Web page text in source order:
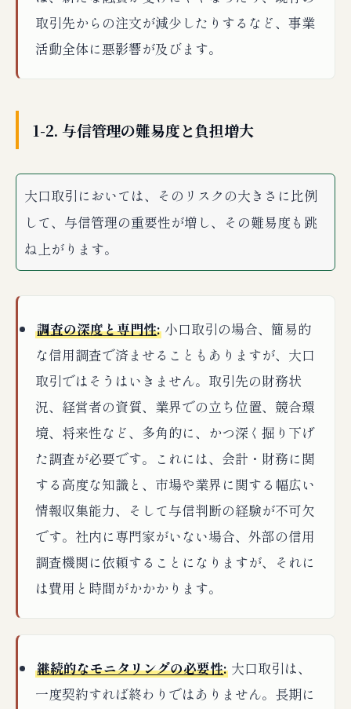
取引先からの注文が減少したりするなど、事業
活動全体に悪影響が及びます。
1-2. 与信管理の難易度と負担増大
大口取引においては、そのリスクの大きさに比例
して、与信管理の重要性が増し、その難易度も跳
ね上がります。
調査の深度と専門性: 小口取引の場合、簡易的
な信用調査で済ませることもありますが、大口
取引ではそうはいきません。取引先の財務状
況、経営者の資質、業界での立ち位置、競合環
境、将来性など、多角的に、かつ深く掘り下げ
た調査が必要です。これには、会計・財務に関
する高度な知識と、市場や業界に関する幅広い
情報収集能力、そして与信判断の経験が不可欠
です。社内に専門家がいない場合、外部の信用
調査機関に依頼することになりますが、それに
は費用と時間がかかかります。
継続的なモニタリングの必要性: 大口取引は、
一度契約すれば終わりではありません。長期に